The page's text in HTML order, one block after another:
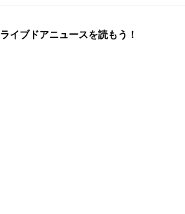
ライブドアニュースを読もう！